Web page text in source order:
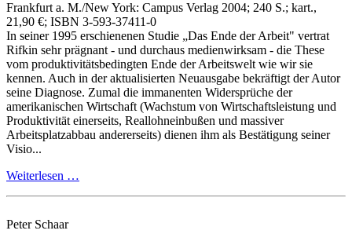
Frankfurt a. M./New York: Campus Verlag 2004; 240 S.; kart.,
21,90 €; ISBN 3-593-37411-0
In seiner 1995 erschienenen Studie „Das Ende der Arbeit" vertrat
Rifkin sehr prägnant - und durchaus medienwirksam - die These
vom produktivitätsbedingten Ende der Arbeitswelt wie wir sie
kennen. Auch in der aktualisierten Neuausgabe bekräftigt der Autor
seine Diagnose. Zumal die immanenten Widersprüche der
amerikanischen Wirtschaft (Wachstum von Wirtschaftsleistung und
Produktivität einerseits, Reallohneinbußen und massiver
Arbeitsplatzabbau andererseits) dienen ihm als Bestätigung seiner
Visio...
Weiterlesen …
Peter Schaar